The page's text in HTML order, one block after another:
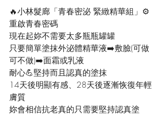
🔥小林髮廊「青春密泌 緊緻精華組」⚙️
重啟青春密碼
現在起妳不需要太多瓶瓶罐罐
只要簡單塗抹外泌體精華液➡️敷臉(可做
可不做)➡️面霜或乳液
耐心💪堅持而且認真的塗抹
14天後明顯有感、28天後逐漸恢復年輕
膚質
妳會相信抗老真的只需要堅持認真塗